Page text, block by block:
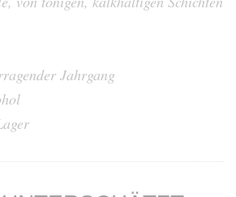
Jahrgang